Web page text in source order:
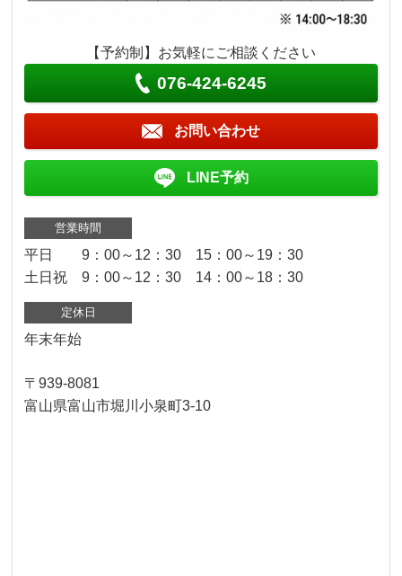
【予約制】お気軽にご相談ください
076-424-6245
お問い合わせ
LINE予約
営業時間
平日 9：00～12：30 15：00～19：30
土日祝 9：00～12：30 14：00～18：30
定休日
年末年始
〒939-8081
富山県富山市堀川小泉町3-10